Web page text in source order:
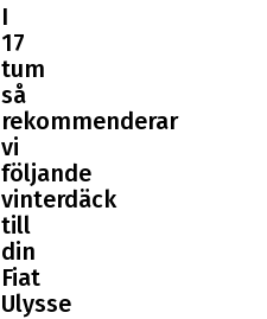
I
17
tum
så
rekommenderar
vi
följande
vinterdäck
till
din
Fiat
Ulysse